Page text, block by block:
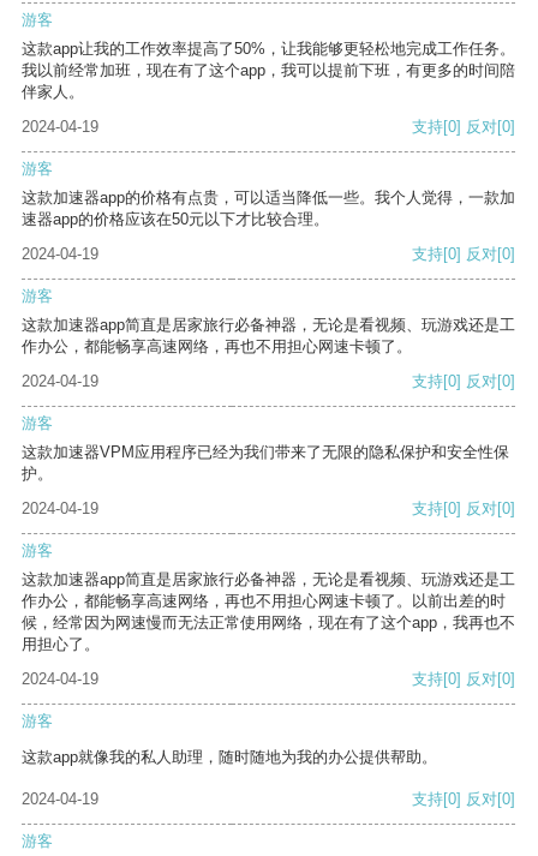
游客
这款app让我的工作效率提高了50%，让我能够更轻松地完成工作任务。
我以前经常加班，现在有了这个app，我可以提前下班，有更多的时间陪
伴家人。
2024-04-19
支持[0] 反对[0]
游客
这款加速器app的价格有点贵，可以适当降低一些。我个人觉得，一款加
速器app的价格应该在50元以下才比较合理。
2024-04-19
支持[0] 反对[0]
游客
这款加速器app简直是居家旅行必备神器，无论是看视频、玩游戏还是工
作办公，都能畅享高速网络，再也不用担心网速卡顿了。
2024-04-19
支持[0] 反对[0]
游客
这款加速器VPM应用程序已经为我们带来了无限的隐私保护和安全性保
护。
2024-04-19
支持[0] 反对[0]
游客
这款加速器app简直是居家旅行必备神器，无论是看视频、玩游戏还是工
作办公，都能畅享高速网络，再也不用担心网速卡顿了。以前出差的时
候，经常因为网速慢而无法正常使用网络，现在有了这个app，我再也不
用担心了。
2024-04-19
支持[0] 反对[0]
游客
这款app就像我的私人助理，随时随地为我的办公提供帮助。
2024-04-19 支持[0] 反对[0]
游客